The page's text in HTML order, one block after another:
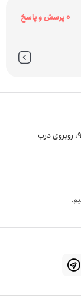
0 پرسش و پاسخ
بندرعباس، بلوار ساحلی، بازار اوزیها، نبش کوچه تجارت 9، روبروی درب